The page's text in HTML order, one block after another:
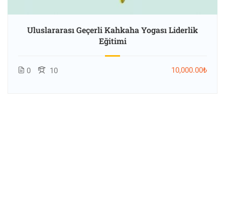
Uluslararası Geçerli Kahkaha Yogası Liderlik
Eğitimi
0 10 10,000.00₺